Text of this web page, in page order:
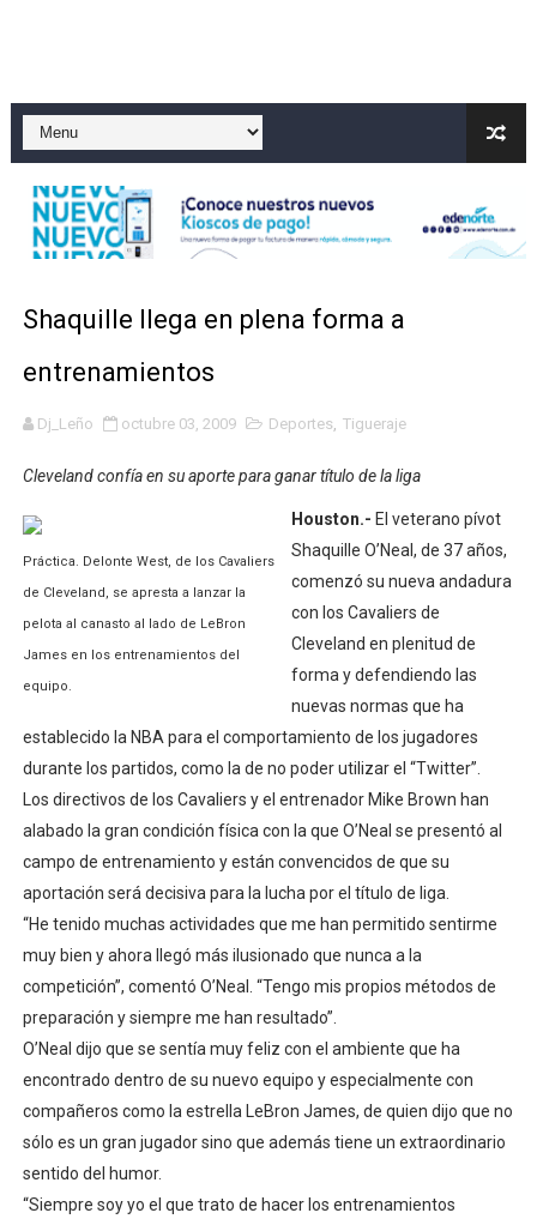
Condenan a dos 'streamers' franceses por torturar
Nuevo Código Penal: hasta 20 años de cárcel por robo
La nube sahariana número 14 se ha alejado de
Tasa del dólar jueves 06 de agosto de 2026
Indomet pronostica temperaturas de hasta 35 °C para
Shaquille llega en plena forma a
entrenamientos
Dj_Leño octubre 03, 2009 Deportes, Tigueraje
Cleveland confía en su aporte para ganar título de la liga
Práctica. Delonte West, de los Cavaliers
de Cleveland, se apresta a lanzar la
pelota al canasto al lado de LeBron
James en los entrenamientos del
equipo.
Houston.- El veterano pívot
Shaquille O’Neal, de 37 años,
comenzó su nueva andadura
con los Cavaliers de
Cleveland en plenitud de
forma y defendiendo las
nuevas normas que ha
establecido la NBA para el comportamiento de los jugadores
durante los partidos, como la de no poder utilizar el “Twitter”.
Los directivos de los Cavaliers y el entrenador Mike Brown han
alabado la gran condición física con la que O’Neal se presentó al
campo de entrenamiento y están convencidos de que su
aportación será decisiva para la lucha por el título de liga.
“He tenido muchas actividades que me han permitido sentirme
muy bien y ahora llegó más ilusionado que nunca a la
competición”, comentó O’Neal. “Tengo mis propios métodos de
preparación y siempre me han resultado”.
O’Neal dijo que se sentía muy feliz con el ambiente que ha
encontrado dentro de su nuevo equipo y especialmente con
compañeros como la estrella LeBron James, de quien dijo que no
sólo es un gran jugador sino que además tiene un extraordinario
sentido del humor.
“Siempre soy yo el que trato de hacer los entrenamientos